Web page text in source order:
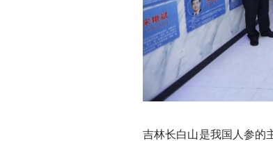
吉林长白山是我国人参的